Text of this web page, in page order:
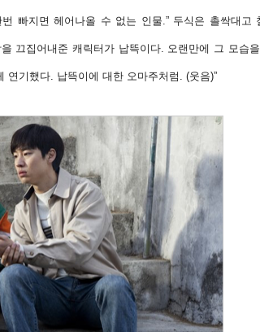
빠지면 헤어나올 수 없는 인물.” 두식은 촐싹대고
끄집어내준 캐릭터가 납뜩이다. 오랜만에 그 모습
기했다. 납뜩이에 대한 오마주처럼. (웃음)”